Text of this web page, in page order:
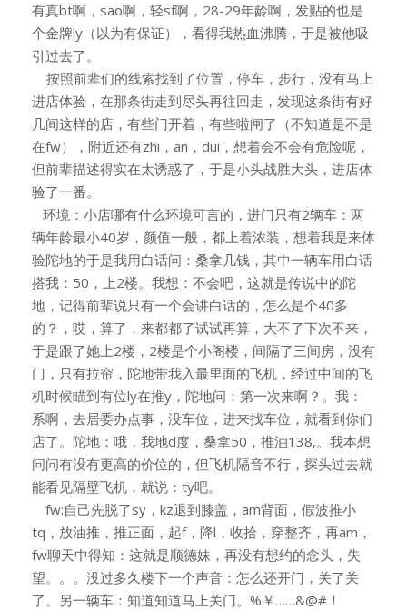
有真bt啊，sao啊，轻sf啊，28-29年龄啊，发贴的也是
个金牌ly（以为有保证），看得我热血沸腾，于是被他吸
引过去了。
按照前辈们的线索找到了位置，停车，步行，没有马上
进店体验，在那条街走到尽头再往回走，发现这条街有好
几间这样的店，有些门开着，有些啦闸了（不知道是不是
在fw），附近还有zhi，an，dui，想着会不会有危险呢，
但前辈描述得实在太诱惑了，于是小头战胜大头，进店体
验了一番。
环境：小店哪有什么环境可言的，进门只有2辆车：两
辆年龄最小40岁，颜值一般，都上着浓装，想着我是来体
验陀地的于是我用白话问：桑拿几钱，其中一辆车用白话
搭我：50，上2楼。我想：不会吧，这就是传说中的陀
地，记得前辈说只有一个会讲白话的，怎么是个40多
的？，哎，算了，来都都了试试再算，大不了下次不来，
于是跟了她上2楼，2楼是个小阁楼，间隔了三间房，没有
门，只有拉帘，陀地带我入最里面的飞机，经过中间的飞
机时候瞄到有位ly在推y，陀地问：第一次来啊？。我：
系啊，去居委办点事，没车位，进来找车位，就看到你们
店了。陀地：哦，我地d度，桑拿50，推油138,。我本想
问问有没有更高的价位的，但飞机隔音不行，探头过去就
能看见隔壁飞机，就说：ty吧。
fw:自己先脱了sy，kz退到膝盖，am背面，假波推小
tq，放油推，推正面，起f，降l，收拾，穿整齐，再am，
fw聊天中得知：这就是顺德妹，再没有想约的念头，失
望。。。没过多久楼下一个声音：怎么还开门，关了关
了。另一辆车：知道知道马上关门。%￥……&@#！